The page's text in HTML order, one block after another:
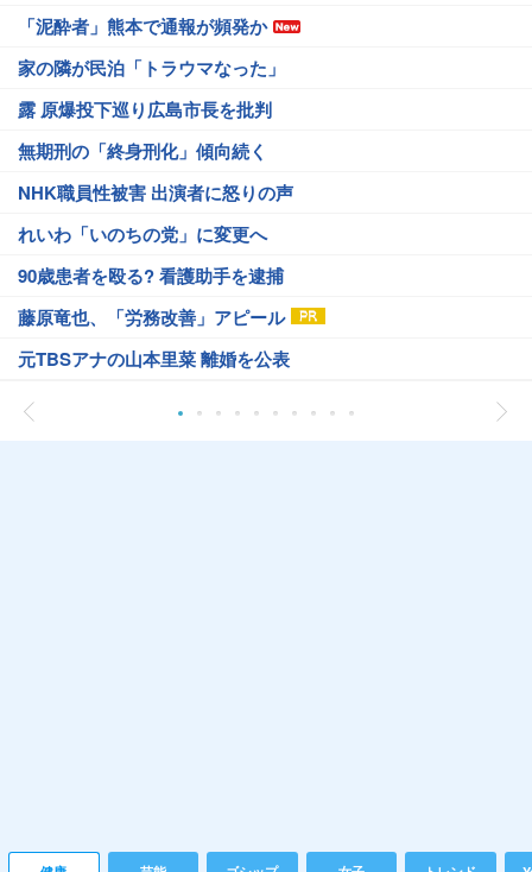
「泥酔者」熊本で通報が頻発か
家の隣が民泊「トラウマなった」
露 原爆投下巡り広島市長を批判
無期刑の「終身刑化」傾向続く
NHK職員性被害 出演者に怒りの声
れいわ「いのちの党」に変更へ
90歳患者を殴る? 看護助手を逮捕
藤原竜也、「労務改善」アピール
元TBSアナの山本里菜 離婚を公表